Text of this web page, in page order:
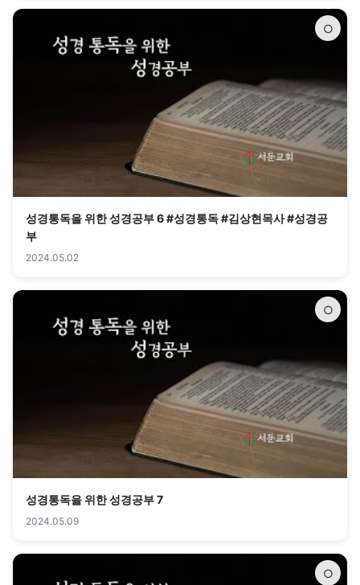
○
성경통독을 위한 성경공부 6 #성경통독 #김상현목사 #성경공
부
2024.05.02
○
성경통독을 위한 성경공부 7
2024.05.09
○